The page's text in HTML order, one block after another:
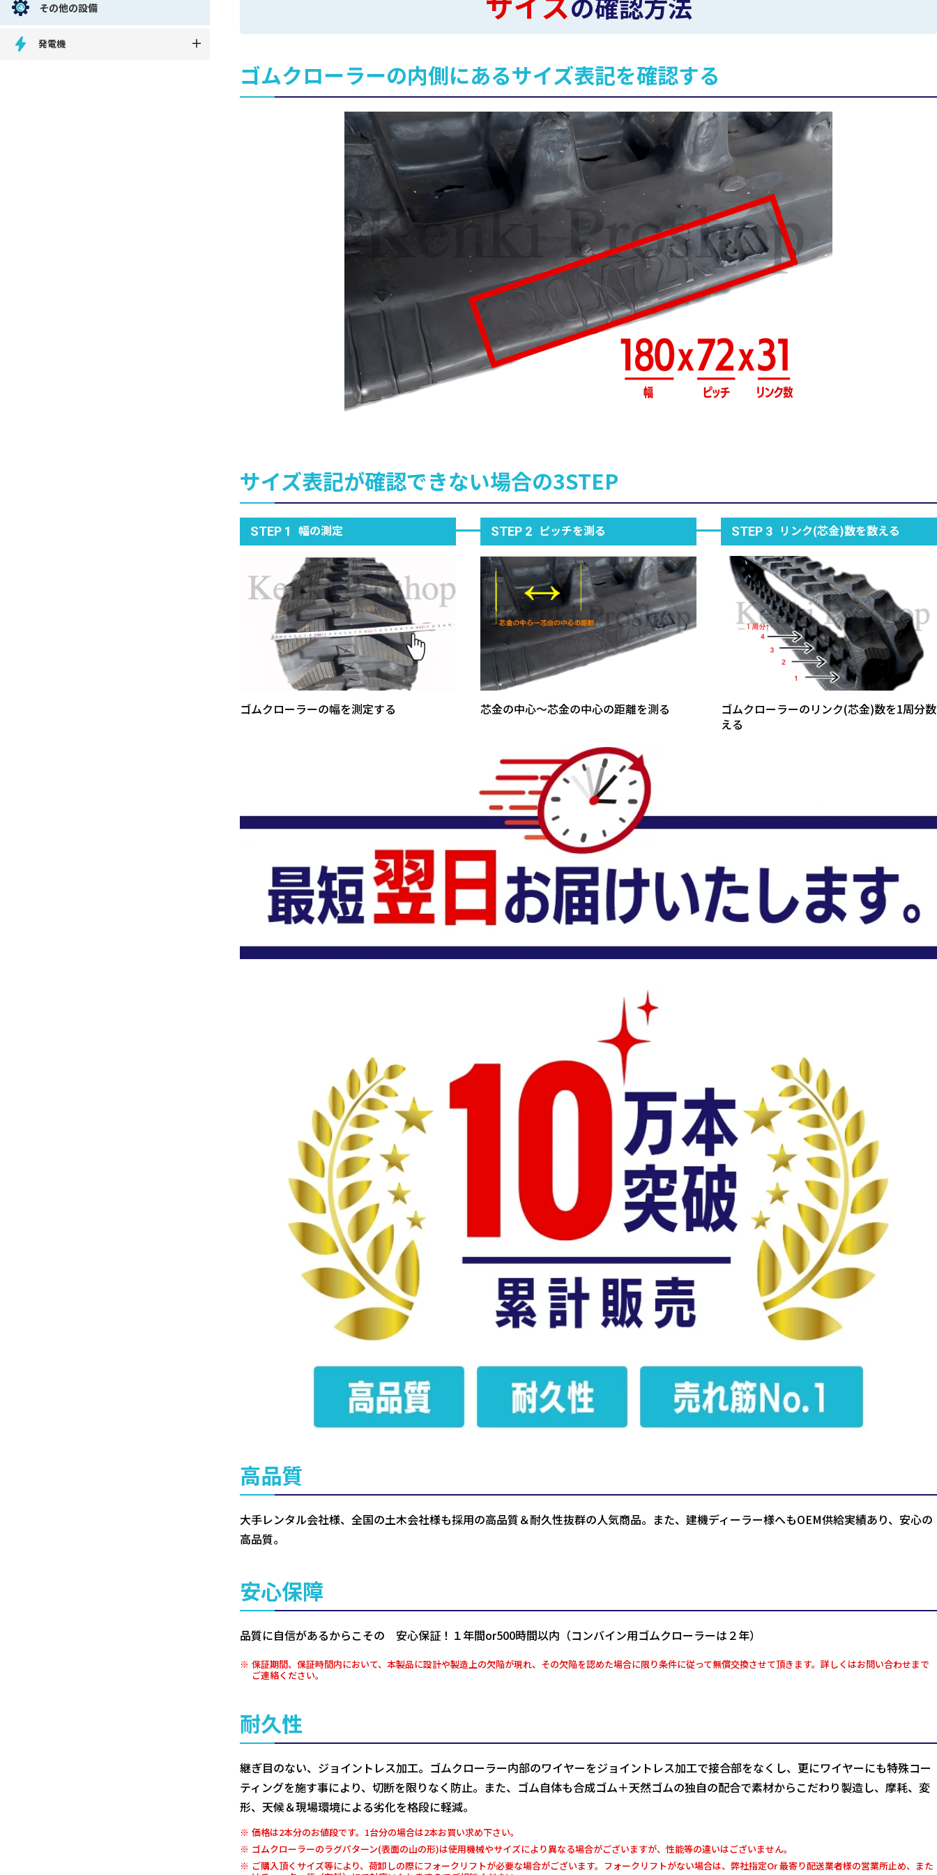
ゴムクローラーの内側にあるサイズ表記を確認する
サイズ表記が確認できない場合の3STEP
STEP 1 幅の測定
ゴムクローラーの幅を測定する
STEP 2 ピッチを測る
芯金の中心～芯金の中心の距離を測る
STEP 3 リンク(芯金)数を数える
ゴムクローラーのリンク(芯金)数を1周分数
える
高品質
大手レンタル会社様、全国の土木会社様も採用の高品質＆耐久性抜群の人気商品。また、建機ディーラー様へもOEM供給実績あり、安心の
高品質。
安心保障
品質に自信があるからこその 安心保証！１年間or500時間以内（コンバイン用ゴムクローラーは２年）
保証期間、保証時間内において、本製品に設計や製造上の欠陥が現れ、その欠陥を認めた場合に限り条件に従って無償交換させて頂きます。詳しくはお問い合わせまで
ご連絡ください。
耐久性
継ぎ目のない、ジョイントレス加工。ゴムクローラー内部のワイヤーをジョイントレス加工で接合部をなくし、更にワイヤーにも特殊コー
ティングを施す事により、切断を限りなく防止。また、ゴム自体も合成ゴム＋天然ゴムの独自の配合で素材からこだわり製造し、摩耗、変
形、天候＆現場環境による劣化を格段に軽減。
価格は2本分のお値段です。1台分の場合は2本お買い求め下さい。
ゴムクローラーのラグパターン(表面の山の形)は使用機械やサイズにより異なる場合がございますが、性能等の違いはございません。
ご購入頂くサイズ等により、荷卸しの際にフォークリフトが必要な場合がございます。フォークリフトがない場合は、弊社指定Or 最寄り配送業者様の営業所止め、また
その他の設備
発電機